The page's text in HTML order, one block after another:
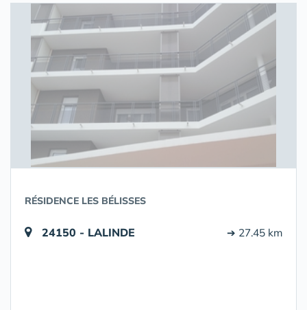
RÉSIDENCE LES BÉLISSES
24150 - LALINDE ➔ 27.45 km